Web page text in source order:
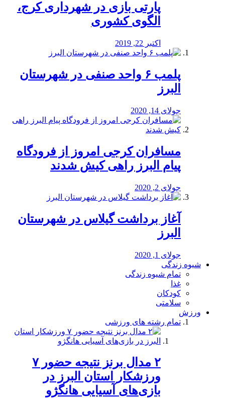
پارتی بازی در شهرداری کرج،
الگوی کشوری
اکتبر 22, 2019
پلمب ۶ واحد صنفی در شهرستان
البرز
جولای 14, 2020
مسافران کرجی امروز از فرودگاه
پیام البرز راهی کیش شدند
جولای 2, 2020
آغاز برداشت گیلاس در شهرستان
البرز
جولای 1, 2020
شیوه زندگی
تمام شیوه زندگی
غذا
کودکان
سلامتی
ورزش
تمام رشته های ورزشی
۲ مدال برنز نتیجه حضور ۷
ورزشکار استان البرز در
بازی‌های آسیایی هانگژو